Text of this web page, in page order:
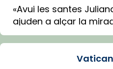
«Avui les santes
ajuden a alçar la
Mons. Sergi Gordo,
Santes de Mataró.